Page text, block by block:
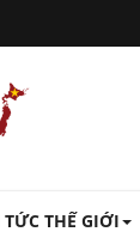
THẾ GIỚI